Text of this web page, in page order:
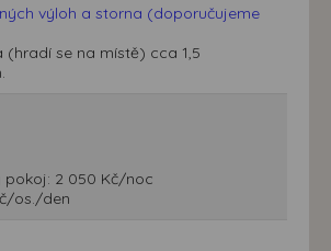
výloh a storna (doporučujeme
se na místě) cca 1,5
pokoj: 2 050 Kč/noc
os./den